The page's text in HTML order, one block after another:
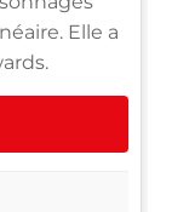
Elle a